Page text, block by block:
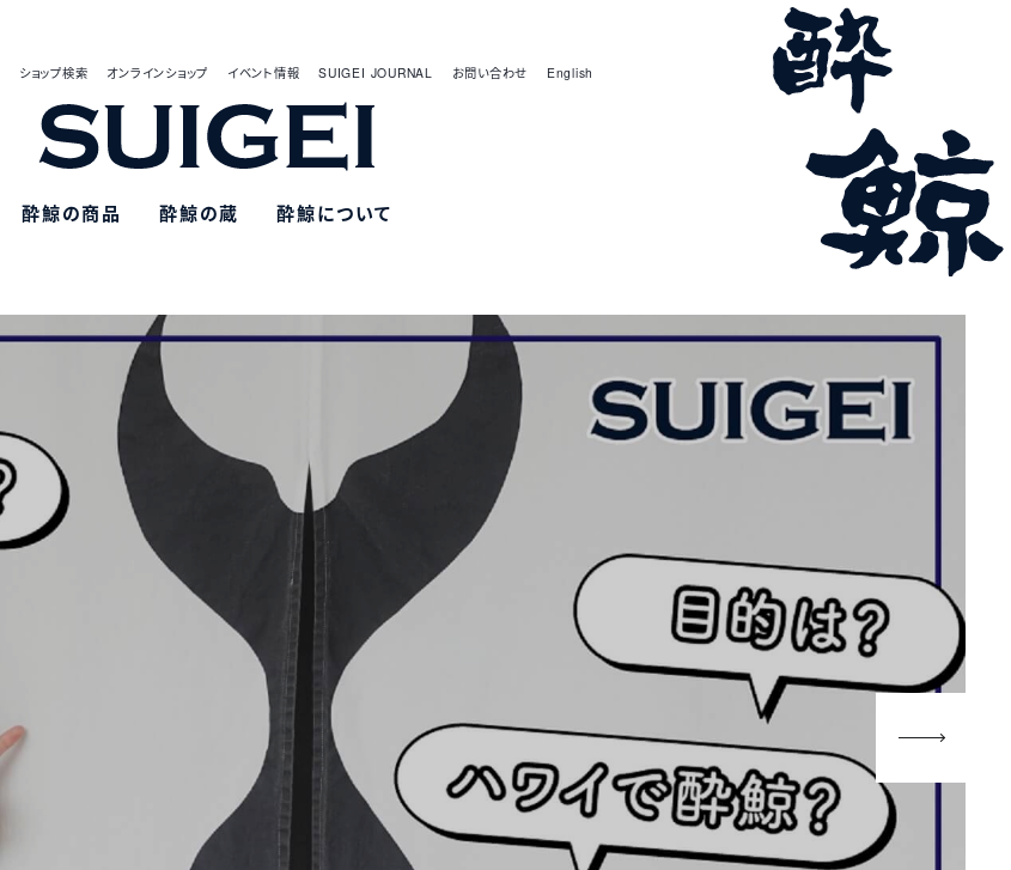
酔鯨の商品 酔鯨の蔵 酔鯨について
ショップ検索 オンラインショップ イベント情報 SUIGEI JOURNAL お問い合わせ English